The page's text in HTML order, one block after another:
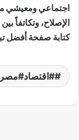
اجتماعي ومعيشي
الإصلاح، وتكاتفاً
كتابة صفحة أفضل